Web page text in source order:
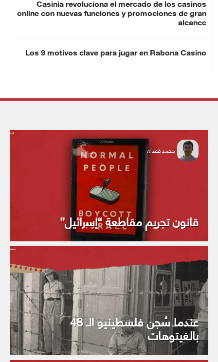
Casinia revoluciona el mercado de los casinos
online con nuevas funciones y promociones de gran
alcance
Los 9 motivos clave para jugar en Rabona Casino
محمد قعدان
قانون تجريم مقاطعة “إسرائيل”
عندما سُجن فلسطينيو الـ 48
بالغيتوهات